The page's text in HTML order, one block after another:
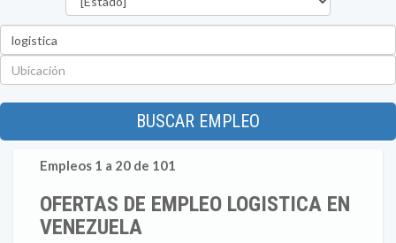
BUSCAR EMPLEO
Empleos 1 a 20 de 101
OFERTAS DE EMPLEO LOGISTICA EN
VENEZUELA